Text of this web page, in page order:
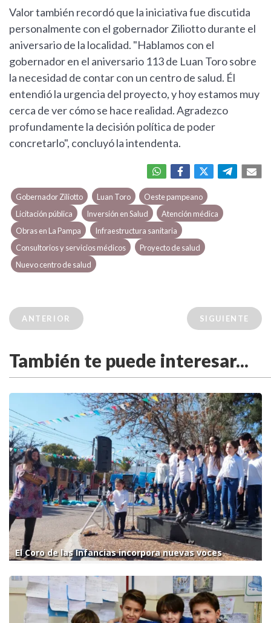
Valor también recordó que la iniciativa fue discutida
personalmente con el gobernador Ziliotto durante el
aniversario de la localidad. "Hablamos con el
gobernador en el aniversario 113 de Luan Toro sobre
la necesidad de contar con un centro de salud. Él
entendió la urgencia del proyecto, y hoy estamos muy
cerca de ver cómo se hace realidad. Agradezco
profundamente la decisión política de poder
concretarlo", concluyó la intendenta.
Gobernador Ziliotto Luan Toro
Oeste pampeano
Licitación pública
Inversión en Salud
Atención médica
Obras en La Pampa
Infraestructura sanitaria
Consultorios y servicios médicos
Proyecto de salud
Nuevo centro de salud
ANTERIOR SIGUIENTE
También te puede interesar...
El Coro de las Infancias incorpora nuevas voces